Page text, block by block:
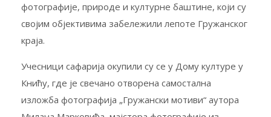
фотографије, природе и културне баштине, који су
својим објективима забележили лепоте Гружанског
краја.
Учесници сафарија окупили су се у Дому културе у
Книћу, где је свечано отворена самостална
изложба фотографија „Гружански мотиви“ аутора